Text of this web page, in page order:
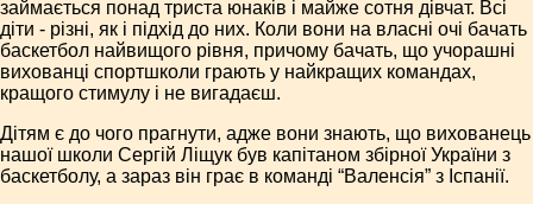
займається понад триста юнаків і майже сотня дівчат. Всі
діти - різні, як і підхід до них. Коли вони на власні очі бачать
баскетбол найвищого рівня, причому бачать, що учорашні
вихованці спортшколи грають у найкращих командах,
кращого стимулу і не вигадаєш.
Дітям є до чого прагнути, адже вони знають, що вихованець
нашої школи Сергій Ліщук був капітаном збірної України з
баскетболу, а зараз він грає в команді “Валенсія” з Іспанії.